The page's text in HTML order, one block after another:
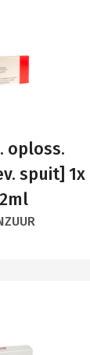
oploss.
spuit] 1x